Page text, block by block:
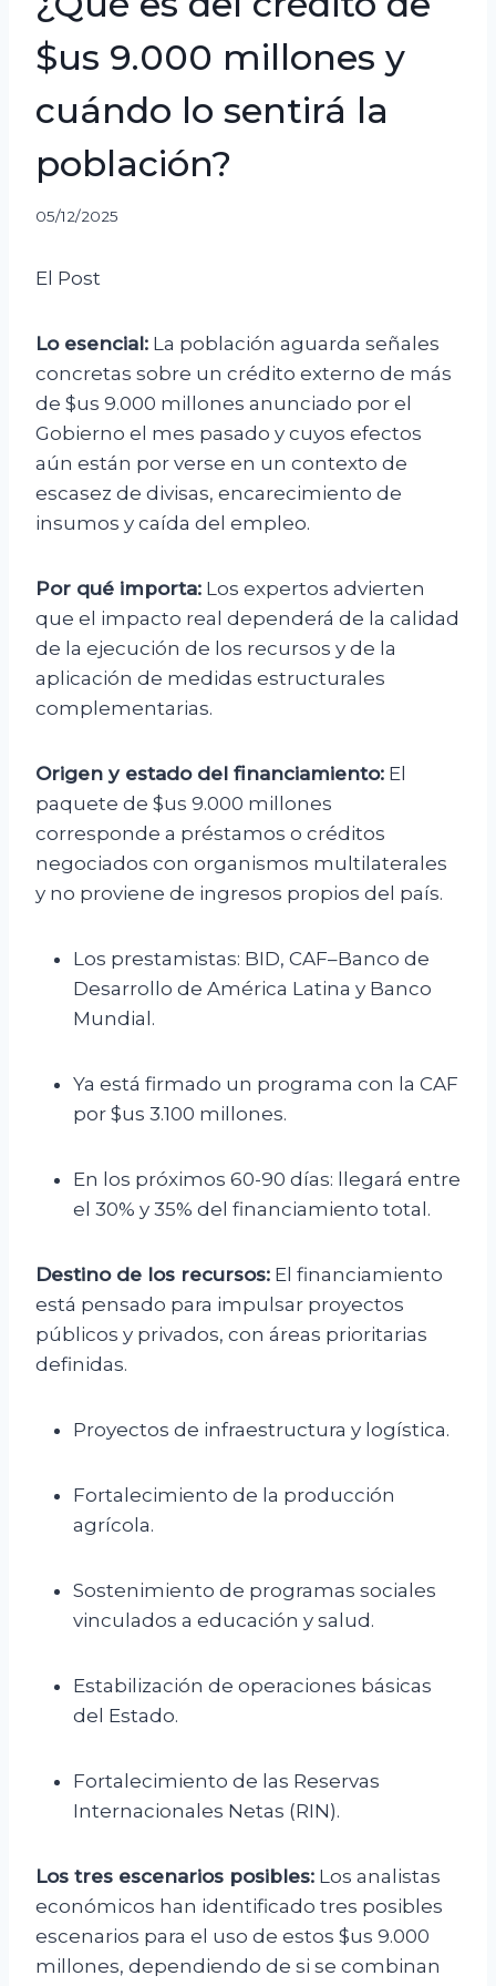
$us 9.000 millones y
cuándo lo sentirá la
población?
05/12/2025
El Post
Lo esencial: La población aguarda señales
concretas sobre un crédito externo de más
de $us 9.000 millones anunciado por el
Gobierno el mes pasado y cuyos efectos
aún están por verse en un contexto de
escasez de divisas, encarecimiento de
insumos y caída del empleo.
Por qué importa: Los expertos advierten
que el impacto real dependerá de la calidad
de la ejecución de los recursos y de la
aplicación de medidas estructurales
complementarias.
Origen y estado del financiamiento: El
paquete de $us 9.000 millones
corresponde a préstamos o créditos
negociados con organismos multilaterales
y no proviene de ingresos propios del país.
Los prestamistas: BID, CAF–Banco de
Desarrollo de América Latina y Banco
Mundial.
Ya está firmado un programa con la CAF
por $us 3.100 millones.
En los próximos 60-90 días: llegará entre
el 30% y 35% del financiamiento total.
Destino de los recursos: El financiamiento
está pensado para impulsar proyectos
públicos y privados, con áreas prioritarias
definidas.
Proyectos de infraestructura y logística.
Fortalecimiento de la producción
agrícola.
Sostenimiento de programas sociales
vinculados a educación y salud.
Estabilización de operaciones básicas
del Estado.
Fortalecimiento de las Reservas
Internacionales Netas (RIN).
Los tres escenarios posibles: Los analistas
económicos han identificado tres posibles
escenarios para el uso de estos $us 9.000
millones, dependiendo de si se combinan